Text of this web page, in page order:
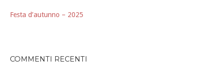
Festa d’autunno – 2025
COMMENTI RECENTI